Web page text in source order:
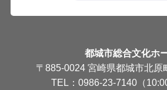
都城市総合文化ホ
〒885-0024 宮崎県都城市北原
TEL：0986-23-7140（